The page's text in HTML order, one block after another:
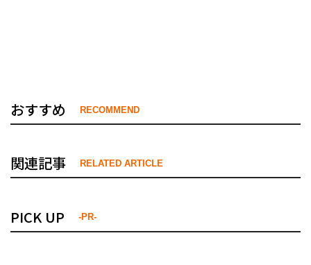
おすすめ RECOMMEND
関連記事 RELATED ARTICLE
PICK UP -PR-